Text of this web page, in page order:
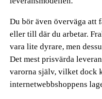
Du bör även överväga att
eller till där du arbetar.
vara lite dyrare, men
Det mest prisvärda
varorna själv, vilket dock
internetwebbshoppens